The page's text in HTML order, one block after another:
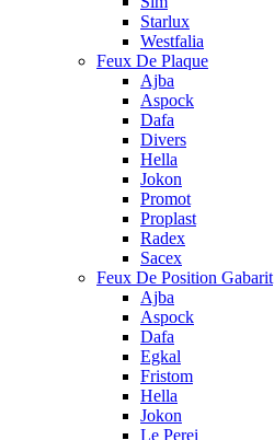
Starlux
Westfalia
Feux De Plaque
Ajba
Aspock
Dafa
Divers
Hella
Jokon
Promot
Proplast
Radex
Sacex
Feux De Position Gabarit
Ajba
Aspock
Dafa
Egkal
Fristom
Hella
Jokon
Le Perei